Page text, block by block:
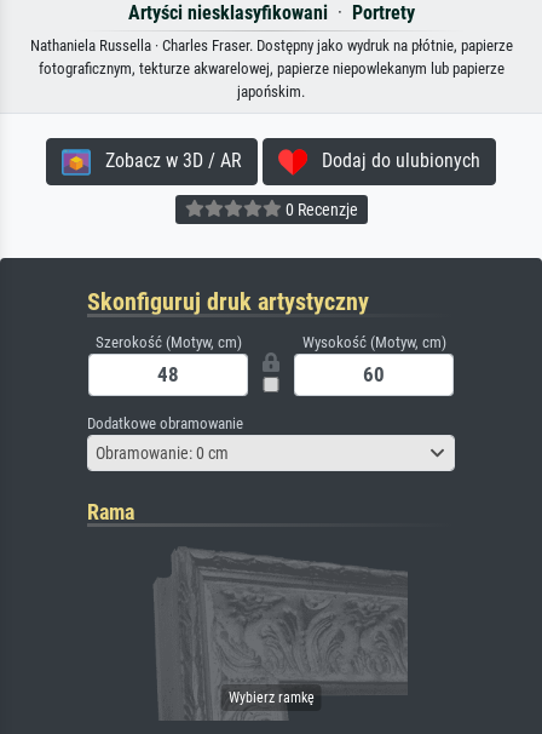
Artyści niesklasyfikowani· Portrety
Nathaniela Russella · Charles Fraser. Dostępny jako wydruk na płótnie, papierze
fotograficznym, tekturze akwarelowej, papierze niepowlekanym lub papierze
japońskim.
Zobacz w 3D / AR Dodaj do ulubionych
0 Recenzje
Skonfiguruj druk artystyczny
Szerokość (Motyw, cm) Wysokość (Motyw, cm)
Dodatkowe obramowanie
Obramowanie: 0 cm
Rama